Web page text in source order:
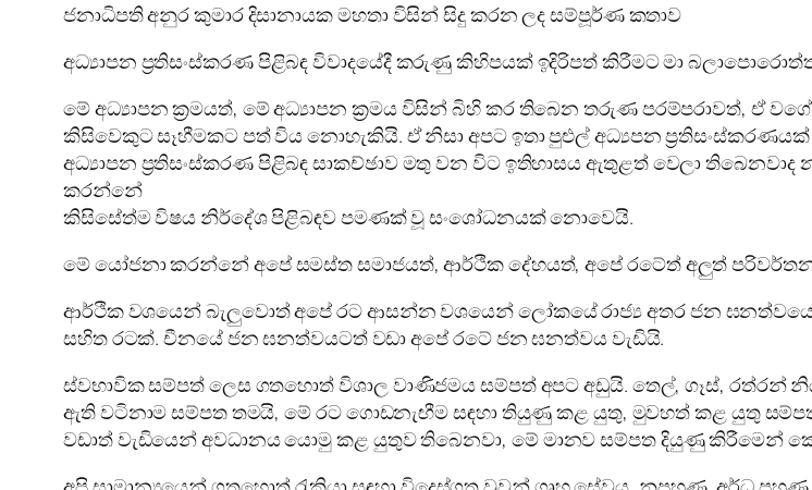
ජනාධිපති අනුර කුමාර දිසානායක මහතා විසින් සිදු කරන ලද සම්පූර්ණ කතාව
අධ්‍යාපන ප්‍රතිසංස්කරණ පිළිබඳ විවාදයේදී කරුණු කිහිපයක් ඉදිරිපත් කිරීමට මා
මේ අධ්‍යාපන ක්‍රමයත්, මේ අධ්‍යාපන ක්‍රමය විසින් බිහි කර තිබෙන තරුණ පරම්පරාවත්, ඒ
කිසිවෙකුට සෑහීමකට පත් විය නොහැකියි. ඒ නිසා අපට ඉතා පුළුල් අධ්‍යපන ප්‍රතිසංස්කරණයක්
අධ්‍යාපන ප්‍රතිසංස්කරණ පිළිබඳ සාකච්ඡාව මතු වන විට ඉතිහාසය ඇතුළත් වෙලා
කරන්නේ
කිසිසේත්ම විෂය නිර්දේශ පිළිබඳව පමණක් වූ සංශෝධනයක් නොවෙයි.
මේ යෝජනා කරන්නේ අපේ සමස්ත සමාජයත්, ආර්ථික දේහයත්, අපේ රටේත් අලුත්
ආර්ථික වශයෙන් බැලුවොත් අපේ රට ආසන්න වශයෙන් ලෝකයේ රාජ්‍ය අතර ජන
සහිත රටක්. චීනයේ ජන ඝනත්වයටත් වඩා අපේ රටේ ජන ඝනත්වය වැඩියි.
ස්වභාවික සම්පත් ලෙස ගතහොත් විශාල වාණිජමය සම්පත් අපට අඩුයි. තෙල්, ගෑස්, රත්රන්
ඇති වටිනාම සම්පත තමයි, මේ රට ගොඩනැඟීම සඳහා තියුණු කළ යුතු, මුවහත් කළ යුතු
වඩාත් වැඩියෙන් අවධානය යොමු කළ යුතුව තිබෙනවා, මේ මානව සම්පත දියුණු කිරීමෙන්